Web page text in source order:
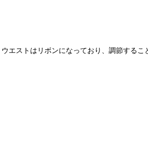
エストはリボンになっており、調節する